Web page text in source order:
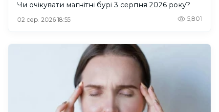
Чи очікувати магнітні бурі 3 серпня 2026 року?
02 сер. 2026 18:55 5,801